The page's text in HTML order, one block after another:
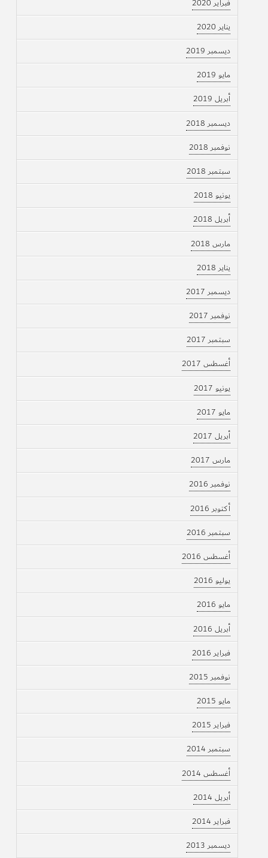
فبراير 2020
يناير 2020
ديسمبر 2019
مايو 2019
أبريل 2019
ديسمبر 2018
نوفمبر 2018
سبتمبر 2018
يونيو 2018
أبريل 2018
مارس 2018
يناير 2018
ديسمبر 2017
نوفمبر 2017
سبتمبر 2017
أغسطس 2017
يونيو 2017
مايو 2017
أبريل 2017
مارس 2017
نوفمبر 2016
أكتوبر 2016
سبتمبر 2016
أغسطس 2016
يوليو 2016
مايو 2016
أبريل 2016
فبراير 2016
نوفمبر 2015
مايو 2015
فبراير 2015
سبتمبر 2014
أغسطس 2014
أبريل 2014
فبراير 2014
ديسمبر 2013